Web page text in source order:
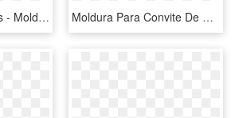
Dia Dos Namorados - Moldura Dia Dos Namorados Para Duas, HD Png Download Moldura Para Convite De Casamento Para Baixar, HD Png Download